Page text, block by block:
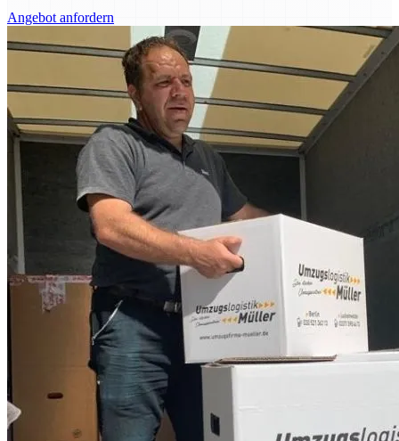
Angebot anfordern